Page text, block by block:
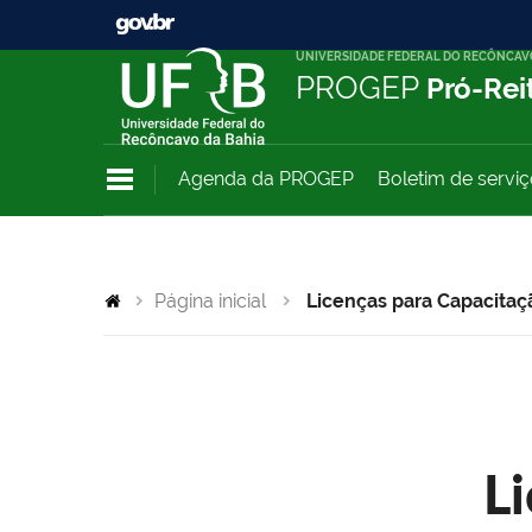
UNIVERSIDADE FEDERAL DO
PROGEP Pró-
Agenda da PROGEP Boletim de
Página inicial Licenças para